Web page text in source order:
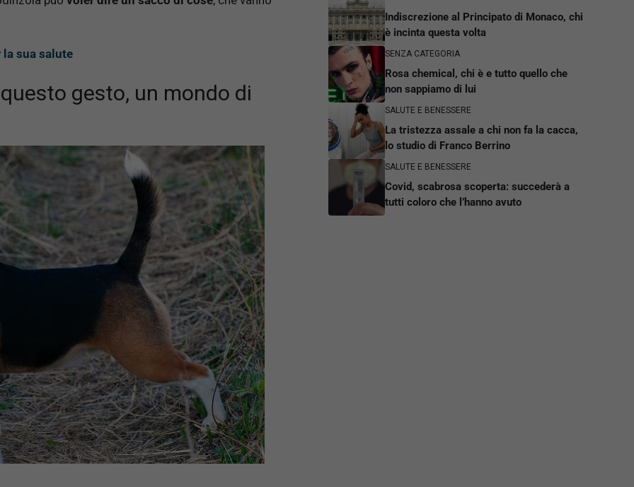
la sua salute
gesto, un mondo di
Indiscrezione al Principato di Monaco, chi
è incinta questa volta
SENZA CATEGORIA
Rosa chemical, chi è e tutto quello che
non sappiamo di lui
SALUTE E BENESSERE
La tristezza assale a chi non fa la cacca,
lo studio di Franco Berrino
SALUTE E BENESSERE
Covid, scabrosa scoperta: succederà a
tutti coloro che l’hanno avuto